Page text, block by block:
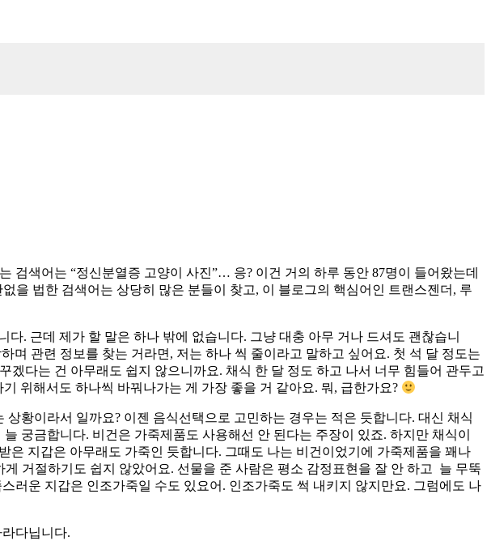
색어는 “정신분열증 고양이 사진”… 응? 이건 거의 하루 동안 87명이 들어왔는데
을 법한 검색어는 상당히 많은 분들이 찾고, 이 블로그의 핵심어인 트랜스젠더, 루
. 근데 제가 할 말은 하나 밖에 없습니다. 그냥 대충 아무 거나 드셔도 괜찮습니
관련 정보를 찾는 거라면, 저는 하나 씩 줄이라고 말하고 싶어요. 첫 석 달 정도는
다는 건 아무래도 쉽지 않으니까요. 채식 한 달 정도 하고 나서 너무 힘들어 관두고
위해서도 하나씩 바꿔나가는 게 가장 좋을 거 같아요. 뭐, 급한가요?
황이라서 일까요? 이젠 음식선택으로 고민하는 경우는 적은 듯합니다. 대신 채식
궁금합니다. 비건은 가죽제품도 사용해선 안 된다는 주장이 있죠. 하지만 채식이
지갑은 아무래도 가죽인 듯합니다. 그때도 나는 비건이었기에 가죽제품을 꽤나
거절하기도 쉽지 않았어요. 선물을 준 사람은 평소 감정표현을 잘 안 하고 늘 무뚝
러운 지갑은 인조가죽일 수도 있요어. 인조가죽도 썩 내키지 않지만요. 그럼에도 나
다닙니다.